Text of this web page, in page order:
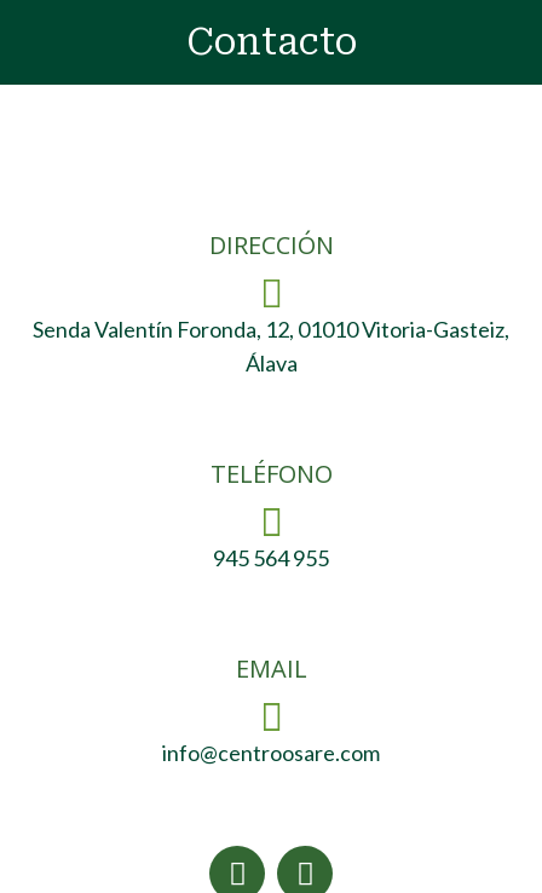
Contacto
Estás aquí:
DIRECCIÓN
Senda Valentín Foronda, 12, 01010 Vitoria-Gasteiz,
Álava
TELÉFONO
945 564 955
EMAIL
info@centroosare.com